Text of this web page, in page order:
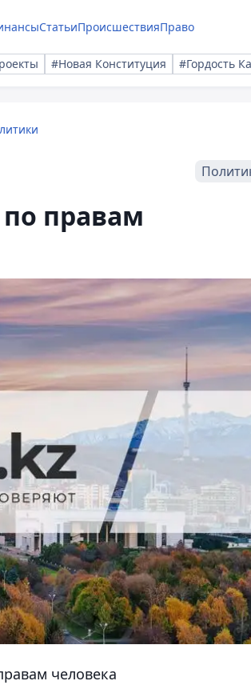
СтатьиПроисшествияПраво
#Новая Конституция #Гордость
правам
человека